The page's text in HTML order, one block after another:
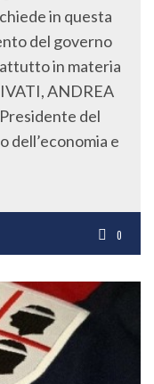
in questa
del governo
in materia
ANDREA
del
dell’economia e
0